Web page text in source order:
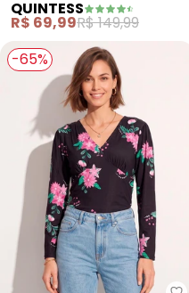
Longas com Vazado no
Decote
QUINTESS
R$ 69,99R$ 149,99
-65%